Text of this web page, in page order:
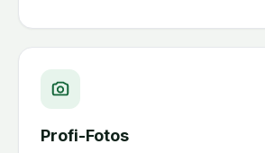
Profi-Fotos